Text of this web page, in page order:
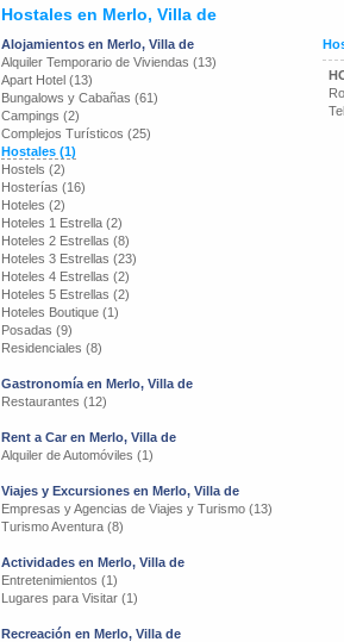
Hostales en Merlo, Villa de
Alojamientos en Merlo, Villa de
Alquiler Temporario de Viviendas (13)
Apart Hotel (13)
Bungalows y Cabañas (61)
Campings (2)
Complejos Turísticos (25)
Hostales (1)
Hostels (2)
Hosterías (16)
Hoteles (2)
Hoteles 1 Estrella (2)
Hoteles 2 Estrellas (8)
Hoteles 3 Estrellas (23)
Hoteles 4 Estrellas (2)
Hoteles 5 Estrellas (2)
Hoteles Boutique (1)
Posadas (9)
Residenciales (8)
Gastronomía en Merlo, Villa de
Restaurantes (12)
Rent a Car en Merlo, Villa de
Alquiler de Automóviles (1)
Viajes y Excursiones en Merlo, Villa de
Empresas y Agencias de Viajes y Turismo (13)
Turismo Aventura (8)
Actividades en Merlo, Villa de
Entretenimientos (1)
Lugares para Visitar (1)
Recreación en Merlo, Villa de